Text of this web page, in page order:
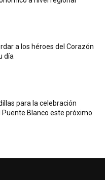
a los héroes del Corazón
día
para la celebración
Puente Blanco este próximo